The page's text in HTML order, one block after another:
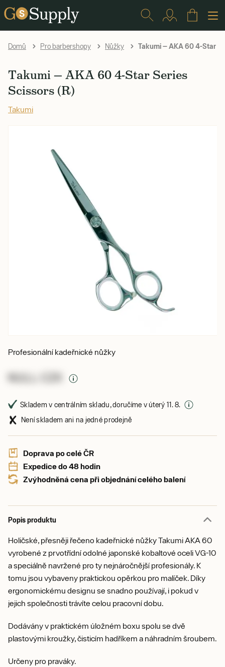
Domů Pro barbershopy Nůžky Takumi — AKA 60 4-Star
Takumi — AKA 60 4-Star Series
Scissors (R)
Takumi
Profesionální kadeřnické nůžky
NULL CZK
Skladem v centrálním skladu, doručíme v úterý 11. 8.
Není skladem ani na jedné prodejně
Doprava po celé ČR
Expedice do 48 hodin
Zvýhodněná cena při objednání celého balení
Popis produktu
Holičské, přesněji řečeno kadeřnické nůžky Takumi AKA 60
vyrobené z prvotřídní odolné japonské kobaltové oceli VG-10
a speciálně navržené pro ty nejnáročnější profesionály. K
tomu jsou vybaveny praktickou opěrkou pro malíček. Díky
ergonomickému designu se snadno používají, i pokud v
jejich společnosti trávíte celou pracovní dobu.
Dodávány v praktickém úložném boxu spolu se dvě
plastovými kroužky, čisticím hadříkem a náhradním šroubem.
Určeny pro praváky.